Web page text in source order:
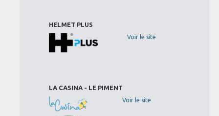
HELMET PLUS
Voir le site
LA CASINA - LE PIMENT
Voir le site